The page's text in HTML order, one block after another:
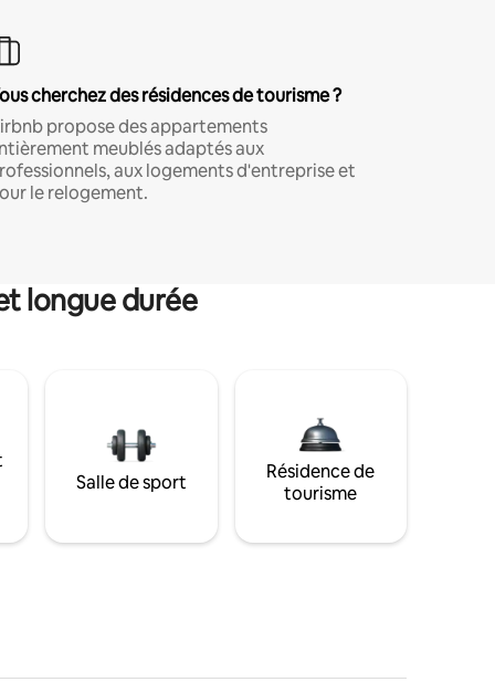
cherchez des résidences de tourisme ?
propose des appartements
meublés adaptés aux
aux logements d'entreprise et
le relogement.
longue durée
Salle de sport
Résidence de
tourisme